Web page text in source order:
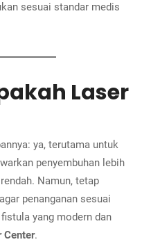
sesuai standar medis
Laser
ya, terutama untuk
penyembuhan lebih
Namun, tetap
penanganan sesuai
yang modern dan
Center.